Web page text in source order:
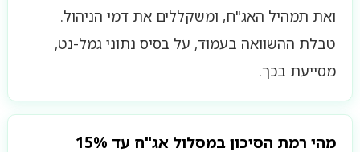
ואת תמהיל האג"ח, ומשקללים את דמי הניהול.
טבלת ההשוואה בעמוד, על בסיס נתוני גמל-נט,
מסייעת בכך.
מהי רמת הסיכון במסלול אג"ח עד 15%